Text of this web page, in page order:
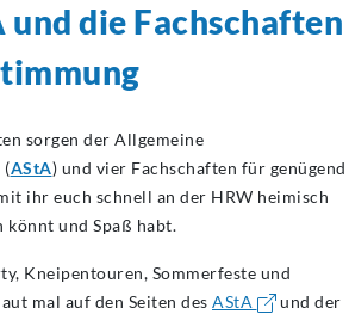
und die Fachschaften
sorgen der Allgemeine
(AStA) und vier Fachschaften für genügend
ihr euch schnell an der HRW heimisch
und Spaß habt.
Kneipentouren, Sommerfeste und
mal auf den Seiten des AStA
und der